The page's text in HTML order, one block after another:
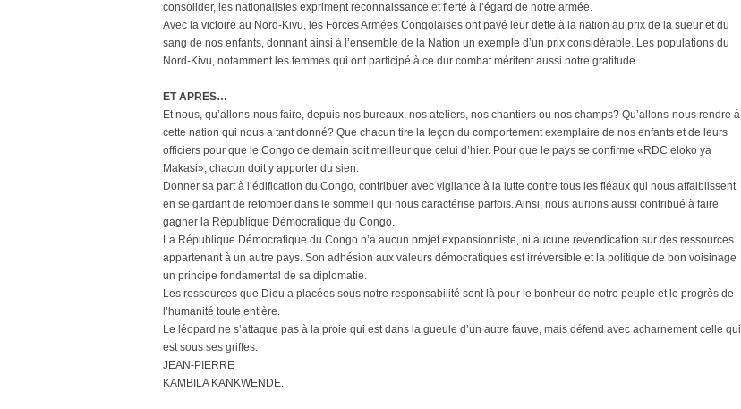
consolider, les nationalistes expriment reconnaissance et fierté à l’égard de notre armée.
Avec la victoire au Nord-Kivu, les Forces Armées Congolaises ont payé leur dette à la nation au prix de la sueur et du
sang de nos enfants, donnant ainsi à l’ensemble de la Nation un exemple d’un prix considérable. Les populations du
Nord-Kivu, notamment les femmes qui ont participé à ce dur combat méritent aussi notre gratitude.
ET APRES…
Et nous, qu’allons-nous faire, depuis nos bureaux, nos ateliers, nos chantiers ou nos champs? Qu’allons-nous rendre à
cette nation qui nous a tant donné? Que chacun tire la leçon du comportement exemplaire de nos enfants et de leurs
officiers pour que le Congo de demain soit meilleur que celui d’hier. Pour que le pays se confirme «RDC eloko ya
Makasi», chacun doit y apporter du sien.
Donner sa part à l’édification du Congo, contribuer avec vigilance à la lutte contre tous les fléaux qui nous affaiblissent
en se gardant de retomber dans le sommeil qui nous caractérise parfois. Ainsi, nous aurions aussi contribué à faire
gagner la République Démocratique du Congo.
La République Démocratique du Congo n’a aucun projet expansionniste, ni aucune revendication sur des ressources
appartenant à un autre pays. Son adhésion aux valeurs démocratiques est irréversible et la politique de bon voisinage
un principe fondamental de sa diplomatie.
Les ressources que Dieu a placées sous notre responsabilité sont là pour le bonheur de notre peuple et le progrès de
l’humanité toute entière.
Le léopard ne s’attaque pas à la proie qui est dans la gueule d’un autre fauve, mais défend avec acharnement celle qui
est sous ses griffes.
JEAN-PIERRE
KAMBILA KANKWENDE.